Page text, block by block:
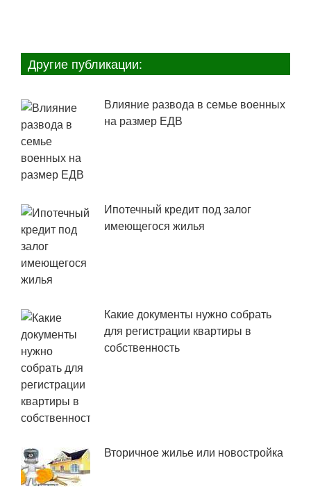
Другие публикации:
Влияние развода в семье военных
на размер ЕДВ
Ипотечный кредит под залог
имеющегося жилья
Какие документы нужно собрать
для регистрации квартиры в
собственность
Вторичное жилье или новостройка